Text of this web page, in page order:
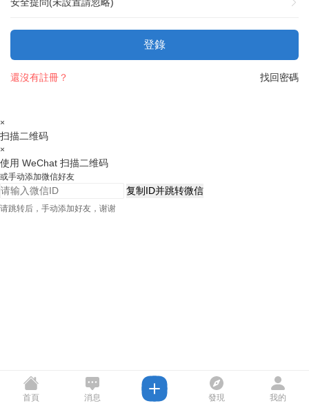
登錄
找回密碼
還沒有註冊？
×
扫描二维码
×
使用 WeChat 扫描二维码
或手动添加微信好友
复制ID并跳转微信
请跳转后，手动添加好友，谢谢
首頁 消息 發現 我的